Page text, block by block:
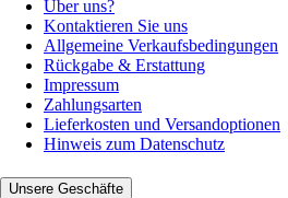
Über uns?
Kontaktieren Sie uns
Allgemeine Verkaufsbedingungen
Rückgabe & Erstattung
Impressum
Zahlungsarten
Lieferkosten und Versandoptionen
Hinweis zum Datenschutz
Unsere Geschäfte